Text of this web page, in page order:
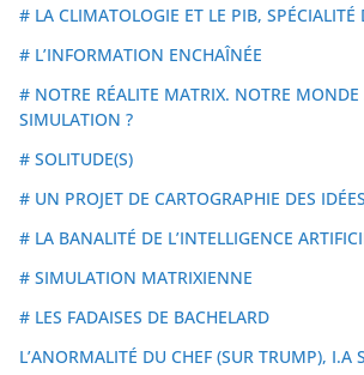
# LA CLIMATOLOGIE ET LE PIB, SPÉCIALITÉ
# L’INFORMATION ENCHAÎNÉE
# NOTRE RÉALITE MATRIX. NOTRE MONDE
SIMULATION ?
# SOLITUDE(S)
# UN PROJET DE CARTOGRAPHIE DES IDÉES
# LA BANALITÉ DE L’INTELLIGENCE
# SIMULATION MATRIXIENNE
# LES FADAISES DE BACHELARD
L’ANORMALITÉ DU CHEF (SUR TRUMP), I.A